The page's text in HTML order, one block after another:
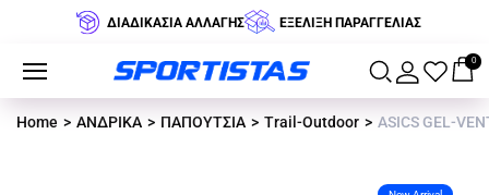
ΔΙΑΔΙΚΑΣΙΑ ΑΛΛΑΓΗΣ ΕΞΕΛΙΞΗ ΠΑΡΑΓΓΕΛΙΑΣ
0
Home ΑΝΔΡΙΚΑ ΠΑΠΟΥΤΣΙΑ Trail-Outdoor ASICS GEL-